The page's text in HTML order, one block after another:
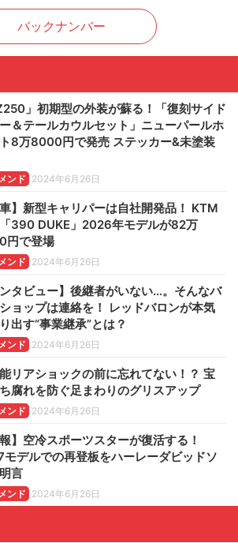
バックナンバー
」初期型の外装が蘇る！「復刻サイド
＆テールカウルセット」ニューパールホ
8万8000円で発売 ステッカー&未塗装
ンド 2024年6月26日
車】新型キャリパーは自社開発品！ KTM
390 DUKE」2026年モデルが82万
円で登場
ンド 2024年6月26日
ンタビュー】後継者がいない…。そんなバ
ョップは連絡を！ レッドバロンが本気
出す“事業継承”とは？
ンド 2024年6月26日
リアショックの前に忘れてない！？ 宝
腐れを防ぐ足まわりのグリスアップ
ンド 2024年6月26日
報】空冷スポーツスターが復活する！
デルでの再登板をハーレーダビッドソ
言
ンド 2024年6月26日